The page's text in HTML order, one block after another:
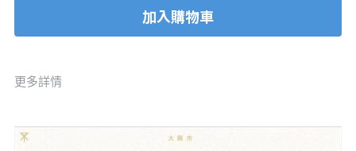
加入購物車
更多詳情